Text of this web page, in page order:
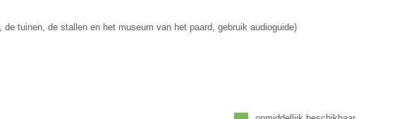
tuinen, de stallen en het museum van het paard, gebruik audioguide)